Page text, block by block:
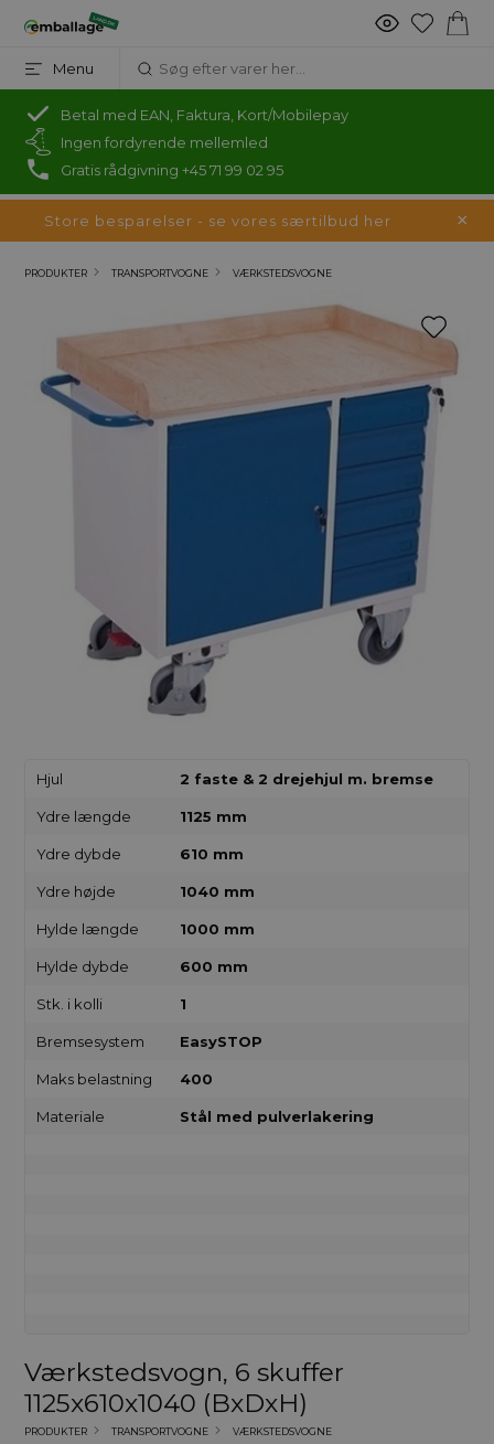
Menu
Betal med EAN, Faktura, Kort/Mobilepay
Ingen fordyrende mellemled
Gratis rådgivning +45 71 99 02 95
Store besparelser - se vores særtilbud her
PRODUKTER TRANSPORTVOGNE VÆRKSTEDSVOGNE
Hjul 2 faste & 2 drejehjul m. bremse
Ydre længde 1125 mm
Ydre dybde 610 mm
Ydre højde 1040 mm
Hylde længde 1000 mm
Hylde dybde 600 mm
Stk. i kolli 1
Bremsesystem EasySTOP
Maks belastning 400
Materiale Stål med pulverlakering
Værkstedsvogn, 6 skuffer
1125x610x1040 (BxDxH)
PRODUKTER TRANSPORTVOGNE VÆRKSTEDSVOGNE